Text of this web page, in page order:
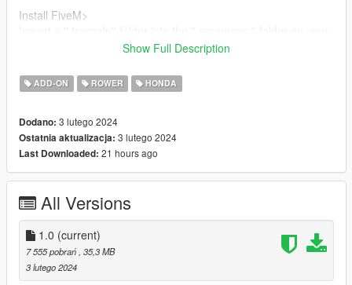
Install FiveM>
Put '' start transalp'' in '' server.cfg ''
Show Full Description
ADD-ON ROWER HONDA
Dodano: 3 lutego 2024
Ostatnia aktualizacja: 3 lutego 2024
Last Downloaded: 21 hours ago
All Versions
1.0 (current)
7 555 pobrań, 35,3 MB
3 lutego 2024